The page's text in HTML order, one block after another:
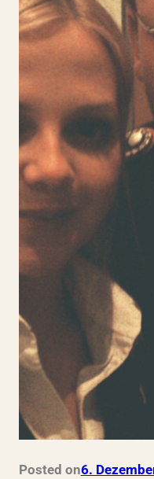
Posted on6.